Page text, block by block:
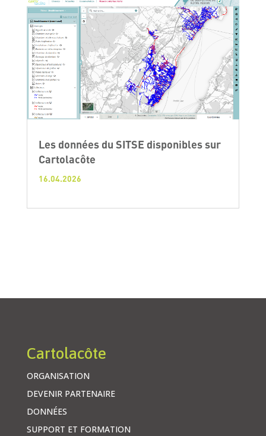
Les données du SITSE disponibles sur
Cartolacôte
16.04.2026
Cartolacôte
ORGANISATION
DEVENIR PARTENAIRE
DONNÉES
SUPPORT ET FORMATION